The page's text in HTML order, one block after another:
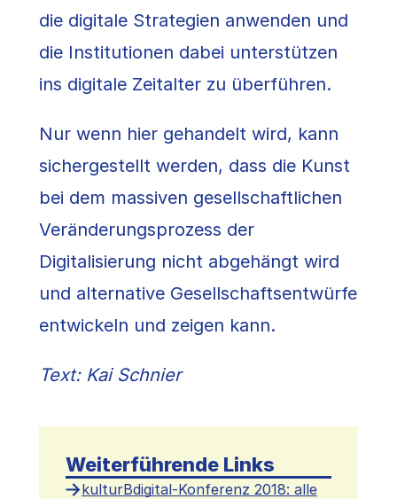
die digitale Strategien anwenden und
die Institutionen dabei unterstützen
ins digitale Zeitalter zu überführen.
Nur wenn hier gehandelt wird, kann
sichergestellt werden, dass die Kunst
bei dem massiven gesellschaftlichen
Veränderungsprozess der
Digitalisierung nicht abgehängt wird
und alternative Gesellschaftsentwürfe
entwickeln und zeigen kann.
Text: Kai Schnier
Weiterführende Links
kulturBdigital-Konferenz 2018: alle